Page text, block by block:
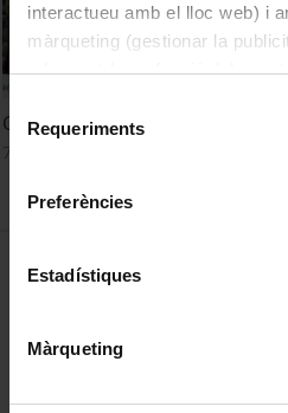
interactueu amb el lloc web) i
màrqueting (gestionar la
adequant-la en funció dels
consultar laPolítica de
de Requeriments
Preferències
Estadístiques
Màrqueting
Caroline Silveira: Fear and